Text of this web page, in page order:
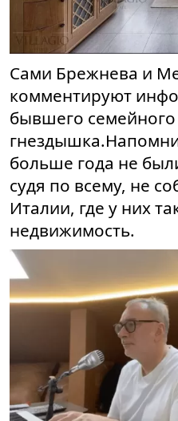
Сами Брежнева и
комментируют
бывшего семейного
больше года не
судя по всему, не
Италии, где у них
недвижимость.